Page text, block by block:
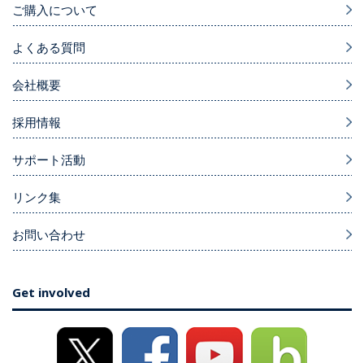
ご購入について
よくある質問
会社概要
採用情報
サポート活動
リンク集
お問い合わせ
Get involved